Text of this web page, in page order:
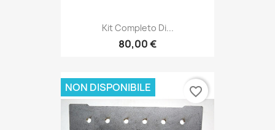
Kit Completo Di...
80,00 €
NON DISPONIBILE favorite_border